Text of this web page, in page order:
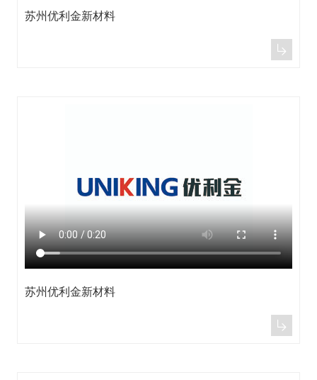
苏州优利金新材料

苏州优利金新材料
